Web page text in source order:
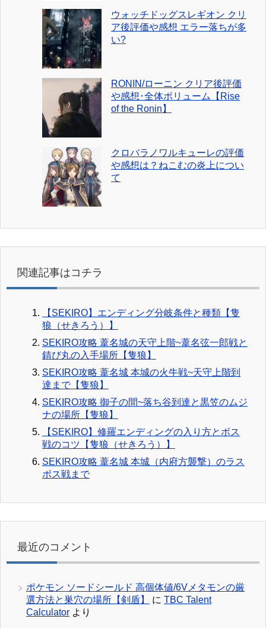
ウォッチドッグスレギオン クリ
ア後評価や感想 エラー落ちが多
い?
RONIN/ローニン クリア後評価
や感想･全体ボリューム【Rise
of the Ronin】
クロバラノワルキューレの評価
や感想は？ねこむの炎上につい
て
関連記事はコチラ
【SEKIRO】エンディング分岐条件と種類【隻
狼（せきろう）】
SEKIRO攻略 葦名城の天守上階~葦名弦一郎戦と
錆び丸の入手場所【隻狼】
SEKIRO攻略 葦名城 本城の火牛戦~天守上階到
達まで【隻狼】
SEKIRO攻略 御子の間~落ち谷到達と黒笠のムジ
ナの場所【隻狼】
【SEKIRO】修羅エンディングの入り方とボス
戦のコツ【隻狼（せきろう）】
SEKIRO攻略 葦名城 本城（内府方襲撃）のラス
ボス戦まで
最近のコメント
ポケモン ソードシールド 高個体値/6Vメタモンの厳
選方法と巣穴の場所【剣盾】
に TBC Talent
Calculator より